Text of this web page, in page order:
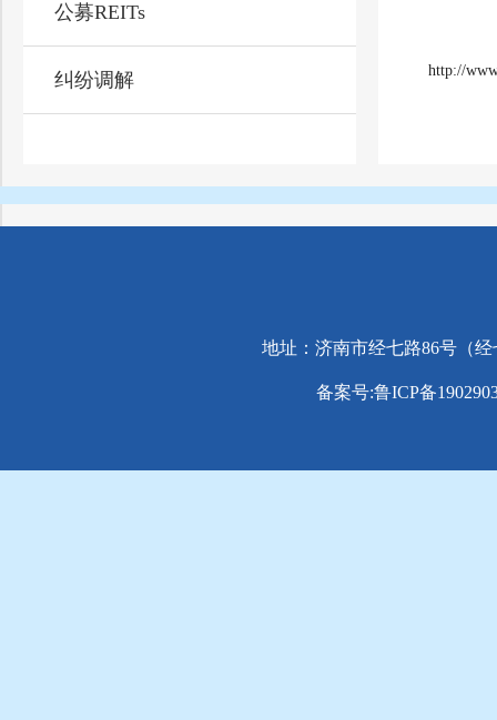
公募REITs
纠纷调解 http://
地址：济南市经七路86号（经
备案号:鲁ICP备